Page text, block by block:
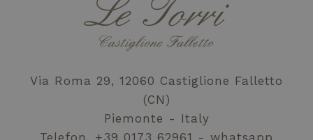
Via Roma 29, 12060 Castiglione Falletto
(CN)
Piemonte - Italy
Telefon. +39 0173 62961
whatsapp
Targeting
Funktionalität
Benutzeranmeldung und die Kontoverwaltung.
kann die Website nicht ordnungsgemäß
verwendet werden.
Anbieter /